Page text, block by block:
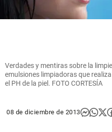
Verdades y mentiras sobre la
emulsiones limpiadoras que
el PH de la piel. FOTO CORTESÍA
08 de diciembre de 2013